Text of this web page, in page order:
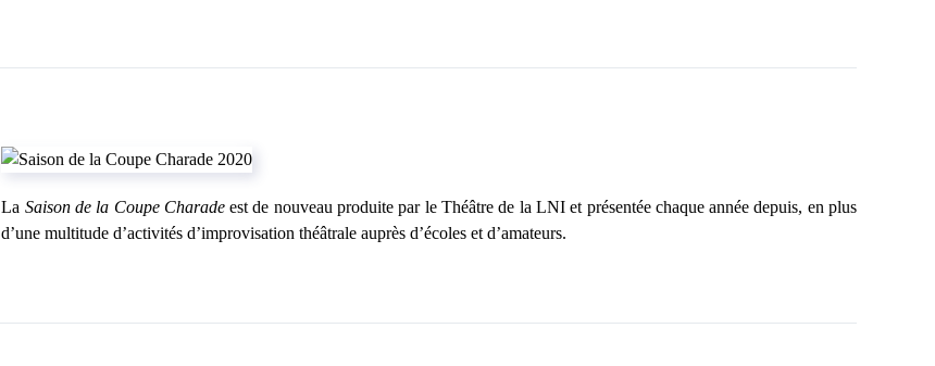
La Saison de la Coupe Charadeest de nouveau produite par le Théâtre de la LNI et présentée chaque année depuis, en plus
d’une multitude d’activités d’improvisation théâtrale auprès d’écoles et d’amateurs.